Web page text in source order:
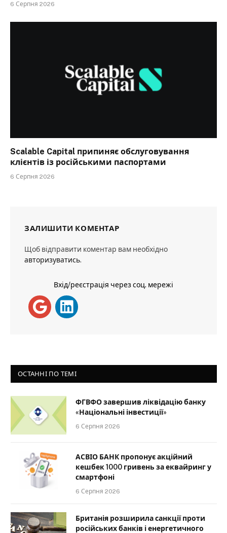
6 Серпня 2026
Scalable Capital припиняє обслуговування
клієнтів із російськими паспортами
6 Серпня 2026
ЗАЛИШИТИ КОМЕНТАР
Щоб відправити коментар вам необхідно
авторизуватись.
Вхід/реєстрація через соц. мережі
ОСТАННІ ПО ТЕМІ
ФГВФО завершив ліквідацію банку
«Національні інвестиції»
6 Серпня 2026
АСВІО БАНК пропонує акційний
кешбек 1000 гривень за еквайринг у
смартфоні
6 Серпня 2026
Британія розширила санкції проти
російських банків і енергетичного